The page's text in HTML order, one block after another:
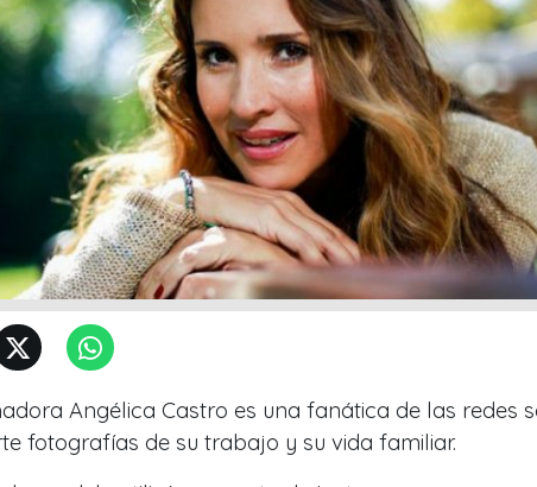
Angélica Castro es una fanática de las redes
fotografías de su trabajo y su vida familiar.